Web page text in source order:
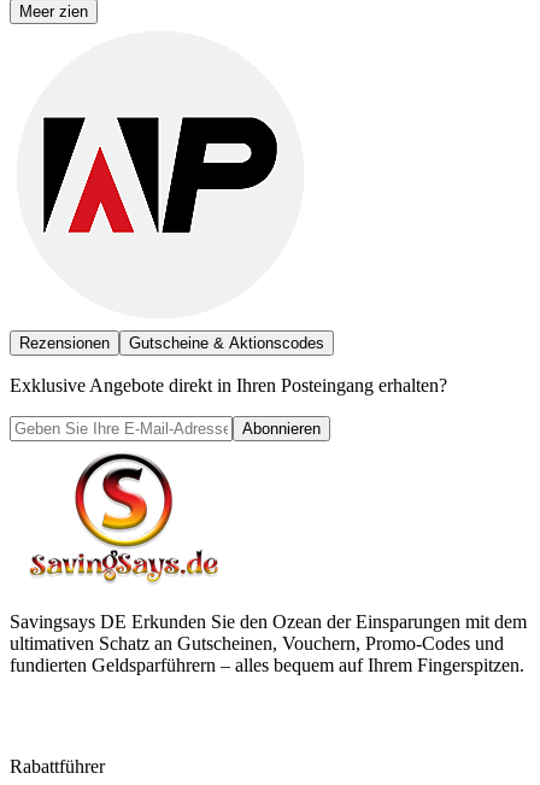
Meer zien
Rezensionen Gutscheine & Aktionscodes
Exklusive Angebote direkt in Ihren Posteingang erhalten?
Abonnieren
Savingsays DE Erkunden Sie den Ozean der Einsparungen mit dem
ultimativen Schatz an Gutscheinen, Vouchern, Promo-Codes und
fundierten Geldsparführern – alles bequem auf Ihrem Fingerspitzen.
Rabattführer